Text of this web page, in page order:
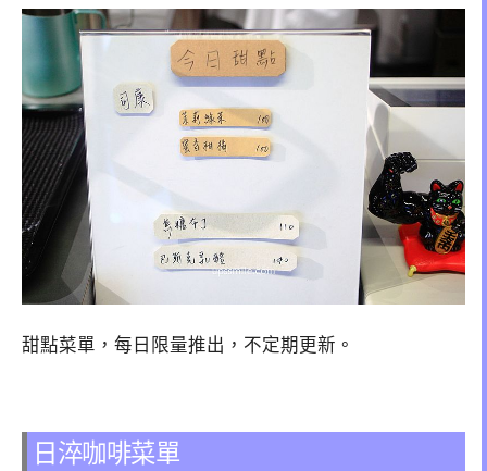
甜點菜單，每日限量推出，不定期更新。
日淬咖啡菜單